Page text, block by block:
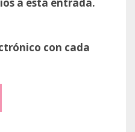
a esta entrada.
con cada